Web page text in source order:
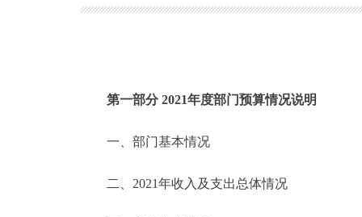
第一部分 2021年度部门预算情况说明
一、部门基本情况
二、2021年收入及支出总体情况